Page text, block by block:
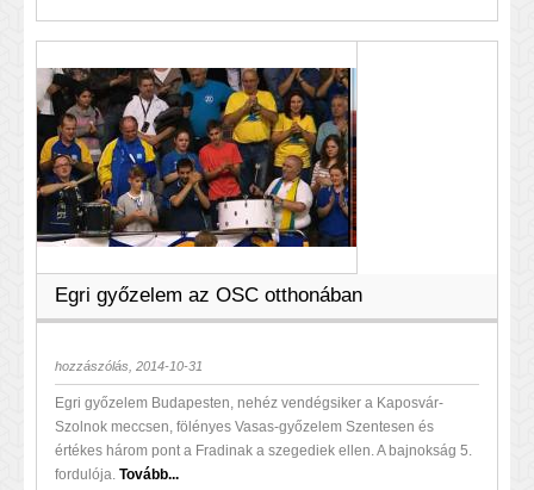
Egri győzelem az OSC otthonában
hozzászólás, 2014-10-31
Egri győzelem Budapesten, nehéz vendégsiker a Kaposvár-
Szolnok meccsen, fölényes Vasas-győzelem Szentesen és
értékes három pont a Fradinak a szegediek ellen. A bajnokság 5.
fordulója. Tovább...